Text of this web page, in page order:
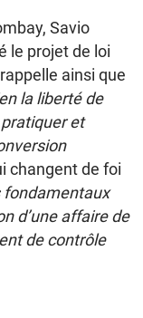
Savio
le projet de loi
ainsi que
la liberté de
et
changent de foi
fondamentaux
d’une affaire de
de contrôle